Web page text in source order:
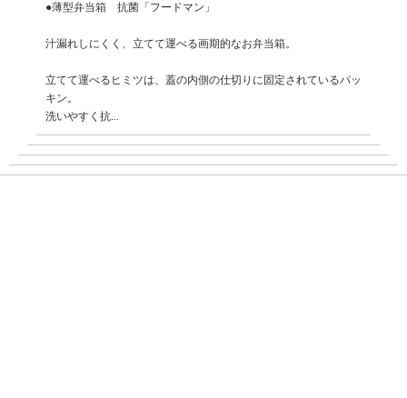
●薄型弁当箱 抗菌「フードマン」
汁漏れしにくく、立てて運べる画期的なお弁当箱。
立てて運べるヒミツは、蓋の内側の仕切りに固定されているパッ
キン。
洗いやすく抗...